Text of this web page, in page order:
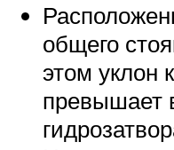
общего
этом уклон
превышает